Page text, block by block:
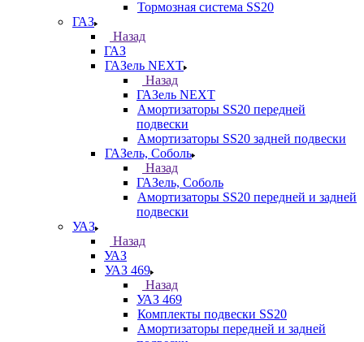
Тормозная система SS20
ГАЗ
Назад
ГАЗ
ГАЗель NEXT
Назад
ГАЗель NEXT
Амортизаторы SS20 передней
подвески
Амортизаторы SS20 задней подвески
ГАЗель, Соболь
Назад
ГАЗель, Соболь
Амортизаторы SS20 передней и задней
подвески
УАЗ
Назад
УАЗ
УАЗ 469
Назад
УАЗ 469
Комплекты подвески SS20
Амортизаторы передней и задней